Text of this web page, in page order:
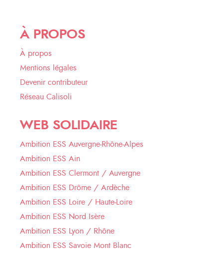
À PROPOS
À propos
Mentions légales
Devenir contributeur
Réseau Calisoli
WEB SOLIDAIRE
Ambition ESS Auvergne-Rhône-Alpes
Ambition ESS Ain
Ambition ESS Clermont / Auvergne
Ambition ESS Drôme / Ardèche
Ambition ESS Loire / Haute-Loire
Ambition ESS Nord Isère
Ambition ESS Lyon / Rhône
Ambition ESS Savoie Mont Blanc